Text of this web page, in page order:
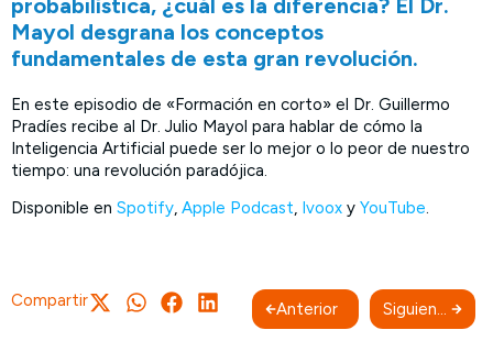
Mayol desgrana los conceptos
fundamentales de esta gran revolución.
En este episodio de «Formación en corto» el Dr. Guillermo
Pradíes recibe al Dr. Julio Mayol para hablar de cómo la
Inteligencia Artificial puede ser lo mejor o lo peor de nuestro
tiempo: una revolución paradójica.
Disponible en Spotify, Apple Podcast, Ivoox y YouTube.
Compartir Anterior Siguiente